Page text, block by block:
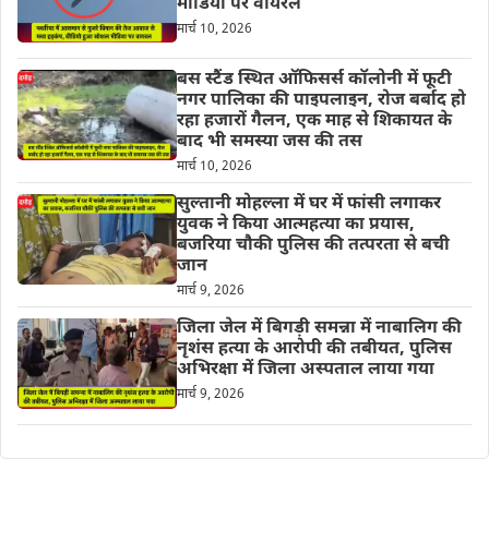
मार्च 10, 2026
बस स्टैंड स्थित ऑफिसर्स कॉलोनी में फूटी
नगर पालिका की पाइपलाइन, रोज बर्बाद हो
रहा हजारों गैलन, एक माह से शिकायत के
बाद भी समस्या जस की तस
मार्च 10, 2026
सुल्तानी मोहल्ला में घर में फांसी लगाकर
युवक ने किया आत्महत्या का प्रयास,
बजरिया चौकी पुलिस की तत्परता से बची
जान
मार्च 9, 2026
जिला जेल में बिगड़ी समन्ना में नाबालिग की
नृशंस हत्या के आरोपी की तबीयत, पुलिस
अभिरक्षा में जिला अस्पताल लाया गया
मार्च 9, 2026